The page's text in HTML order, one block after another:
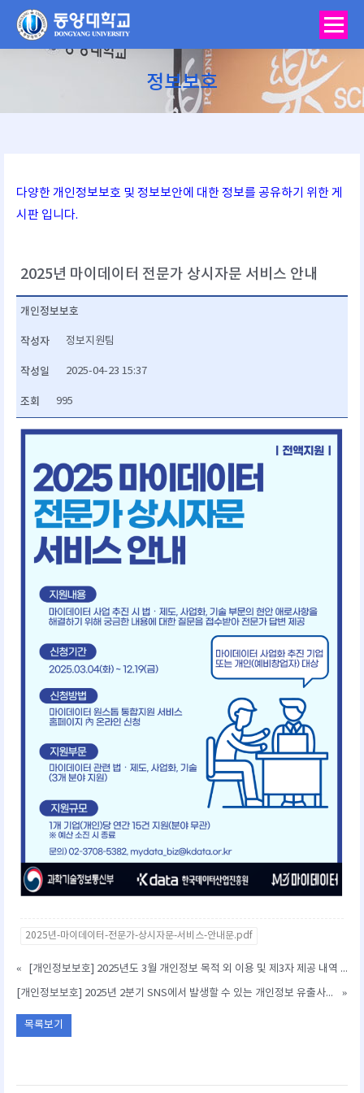
정보보호
You are here:
다양한 개인정보보호 및 정보보안에 대한 정보를 공유하기 위한 게
시판 입니다.
2025년 마이데이터 전문가 상시자문 서비스 안내
개인정보보호
작성자 정보지원팀
작성일 2025-04-23 15:37
조회 995
2025년-마이데이터-전문가-상시자문-서비스-안내문.pdf
«
[개인정보보호] 2025년도 3월 개인정보 목적 외 이용 및 제3자 제공 내역 공고(71건)
[개인정보보호] 2025년 2분기 SNS에서 발생할 수 있는 개인정보 유출사고 예방
»
목록보기